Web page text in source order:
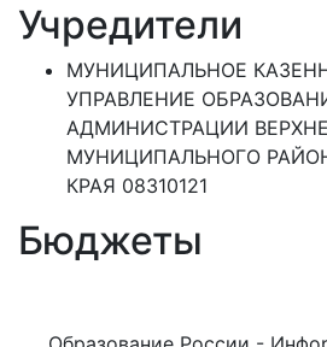
Учредители
МУНИЦИПАЛЬНОЕ
УПРАВЛЕНИЕ
АДМИНИСТРАЦИИ
МУНИЦИПАЛЬНОГО
КРАЯ 08310121
Бюджеты